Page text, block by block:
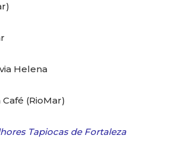
Helena
(RioMar)
Tapiocas de Fortaleza